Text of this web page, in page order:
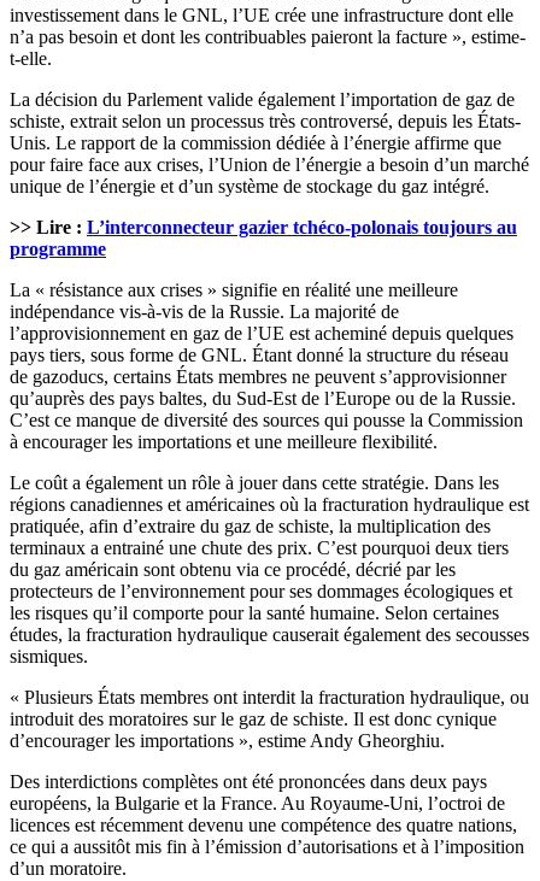
investissement dans le GNL, l’UE crée une infrastructure dont elle
n’a pas besoin et dont les contribuables paieront la facture », estime-
t-elle.
La décision du Parlement valide également l’importation de gaz de
schiste, extrait selon un processus très controversé, depuis les États-
Unis. Le rapport de la commission dédiée à l’énergie affirme que
pour faire face aux crises, l’Union de l’énergie a besoin d’un marché
unique de l’énergie et d’un système de stockage du gaz intégré.
>> Lire : L’interconnecteur gazier tchéco-polonais toujours au
programme
La « résistance aux crises » signifie en réalité une meilleure
indépendance vis-à-vis de la Russie. La majorité de
l’approvisionnement en gaz de l’UE est acheminé depuis quelques
pays tiers, sous forme de GNL. Étant donné la structure du réseau
de gazoducs, certains États membres ne peuvent s’approvisionner
qu’auprès des pays baltes, du Sud-Est de l’Europe ou de la Russie.
C’est ce manque de diversité des sources qui pousse la Commission
à encourager les importations et une meilleure flexibilité.
Le coût a également un rôle à jouer dans cette stratégie. Dans les
régions canadiennes et américaines où la fracturation hydraulique est
pratiquée, afin d’extraire du gaz de schiste, la multiplication des
terminaux a entrainé une chute des prix. C’est pourquoi deux tiers
du gaz américain sont obtenu via ce procédé, décrié par les
protecteurs de l’environnement pour ses dommages écologiques et
les risques qu’il comporte pour la santé humaine. Selon certaines
études, la fracturation hydraulique causerait également des secousses
sismiques.
« Plusieurs États membres ont interdit la fracturation hydraulique, ou
introduit des moratoires sur le gaz de schiste. Il est donc cynique
d’encourager les importations », estime Andy Gheorghiu.
Des interdictions complètes ont été prononcées dans deux pays
européens, la Bulgarie et la France. Au Royaume-Uni, l’octroi de
licences est récemment devenu une compétence des quatre nations,
ce qui a aussitôt mis fin à l’émission d’autorisations et à l’imposition
d’un moratoire.